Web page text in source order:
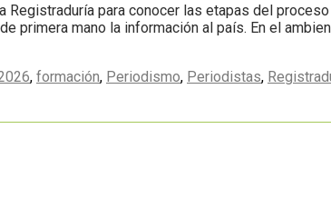
para conocer las etapas del
primera mano la información al país. En el
, formación, Periodismo, Periodistas,